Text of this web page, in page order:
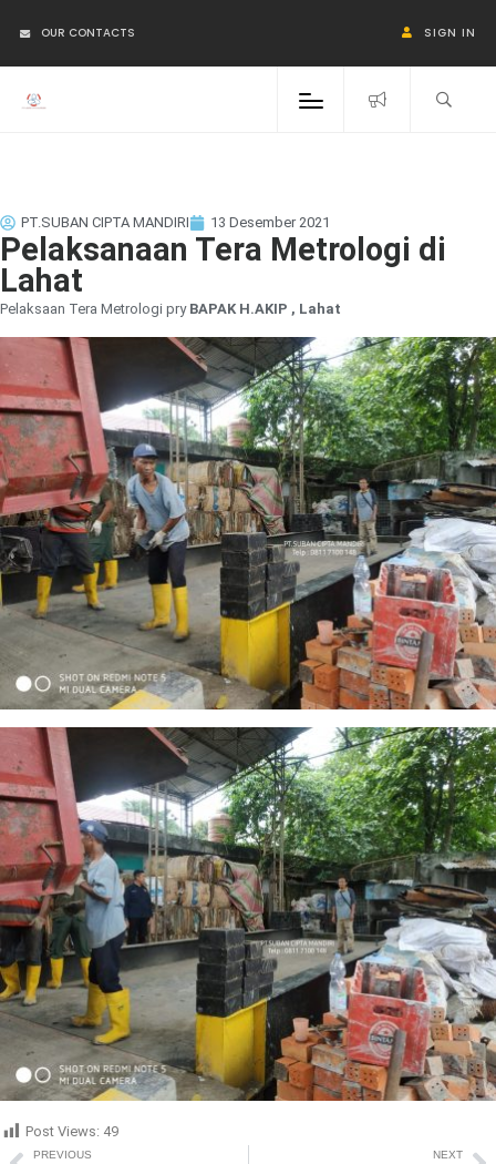
OUR CONTACTS SIGN IN
PT.SUBAN CIPTA MANDIRI 13 Desember 2021
Pelaksanaan Tera Metrologi di
Lahat
Pelaksaan Tera Metrologi pry BAPAK H.AKIP , Lahat
Post Views: 49
PREVIOUS NEXT